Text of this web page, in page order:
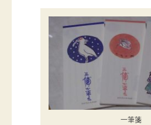
一筆箋